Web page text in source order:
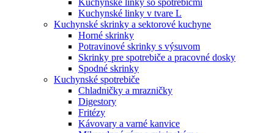
Kuchynské linky v tvare L
Kuchynské skrinky a sektorové kuchyne
Horné skrinky
Potravinové skrinky s výsuvom
Skrinky pre spotrebiče a pracovné dosky
Spodné skrinky
Kuchynské spotrebiče
Chladničky a mrazničky
Digestory
Fritézy
Kávovary a varné kanvice